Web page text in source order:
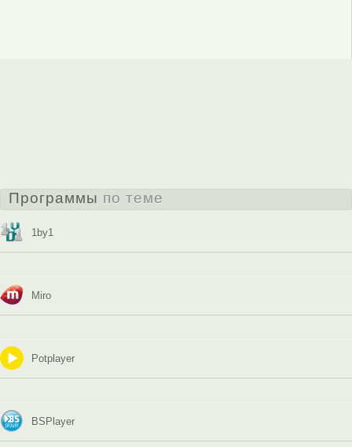
Программы по теме
1by1
Miro
Potplayer
BSPlayer